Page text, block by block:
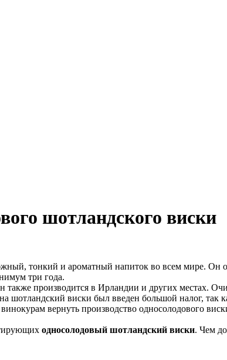
шотландского виски
тонкий и ароматный напиток во всем мире. Он
три года.
также производится в Ирландии и других местах.
шотландский виски был введен большой налог, так
вернуть производство односолодового
односолодовый шотландский виски. Чем